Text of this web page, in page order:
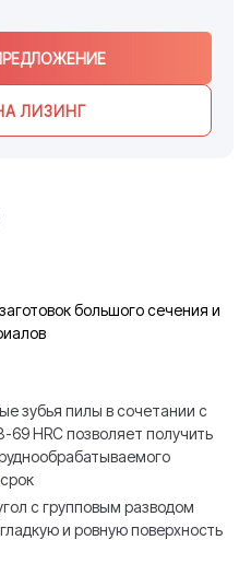
ЛИЗИНГ
большого сечения и
зубья пилы в сочетании с
HRC позволяет получить
с групповым разводом
и ровную поверхность